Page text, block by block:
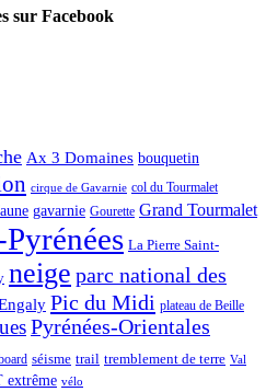
sur Facebook
Ax 3 Domaines bouquetin
cirque de Gavarnie col du Tourmalet
gavarnie Gourette Grand Tourmalet
La Pierre Saint-
neige parc national des
Pic du Midi plateau de Beille
Pyrénées-Orientales
séisme trail tremblement de terre Val
extrême vélo